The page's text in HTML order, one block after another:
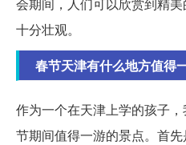
十分壮观。
春节天津有什么地方值得
作为一个在天津上学的孩子
节期间值得一游的景点。首